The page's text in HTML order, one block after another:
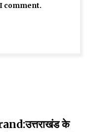
comment.
के